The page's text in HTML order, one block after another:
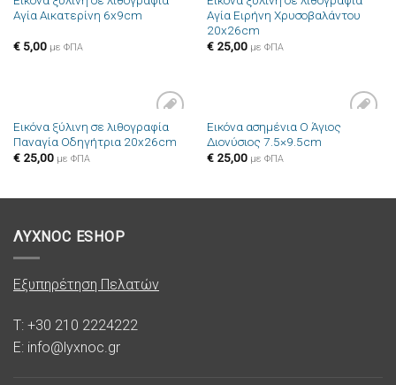
Πρόσθήκη
στην λίστα
Αγία Αικατερίνη 6x9cm
€5,00 με ΦΠΑ
Πρόσθήκη
στην λίστα
Αγία Ειρήνη Χρυσοβαλάντου
20x26cm
€25,00 με ΦΠΑ
Πρόσθήκη
στην λίστα
Εικόνα ξύλινη σε λιθογραφία
Παναγία Οδηγήτρια 20x26cm
€25,00 με ΦΠΑ
Πρόσθήκη
Εικόνα ασημένια Ο Άγιος
Διονύσιος 7.5×9.5cm
€25,00 με ΦΠΑ
ΛΥΧΝΟC ESHOP
Εξυπηρέτηση Πελατών
T: +30 210 2224222
E: info@lyxnoc.gr